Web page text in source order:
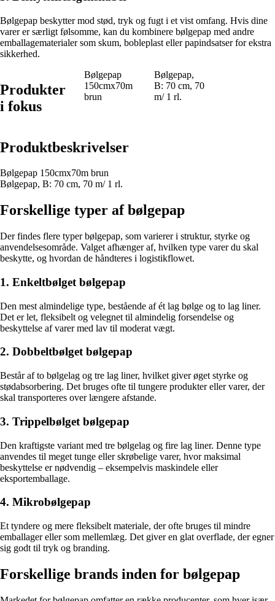
Bølgepap beskytter mod stød, tryk og fugt i et vist omfang. Hvis dine
varer er særligt følsomme, kan du kombinere bølgepap med andre
emballagematerialer som skum, bobleplast eller papindsatser for ekstra
sikkerhed.
Produkter
i fokus
Bølgepap
150cmx70m
brun
Bølgepap,
B: 70 cm, 70
m/ 1 rl.
Produktbeskrivelser
Bølgepap 150cmx70m brun
Bølgepap, B: 70 cm, 70 m/ 1 rl.
Forskellige typer af bølgepap
Der findes flere typer bølgepap, som varierer i struktur, styrke og
anvendelsesområde. Valget afhænger af, hvilken type varer du skal
beskytte, og hvordan de håndteres i logistikflowet.
1. Enkeltbølget bølgepap
Den mest almindelige type, bestående af ét lag bølge og to lag liner.
Det er let, fleksibelt og velegnet til almindelig forsendelse og
beskyttelse af varer med lav til moderat vægt.
2. Dobbeltbølget bølgepap
Består af to bølgelag og tre lag liner, hvilket giver øget styrke og
stødabsorbering. Det bruges ofte til tungere produkter eller varer, der
skal transporteres over længere afstande.
3. Trippelbølget bølgepap
Den kraftigste variant med tre bølgelag og fire lag liner. Denne type
anvendes til meget tunge eller skrøbelige varer, hvor maksimal
beskyttelse er nødvendig – eksempelvis maskindele eller
eksportemballage.
4. Mikrobølgepap
Et tyndere og mere fleksibelt materiale, der ofte bruges til mindre
emballager eller som mellemlæg. Det giver en glat overflade, der egner
sig godt til tryk og branding.
Forskellige brands inden for bølgepap